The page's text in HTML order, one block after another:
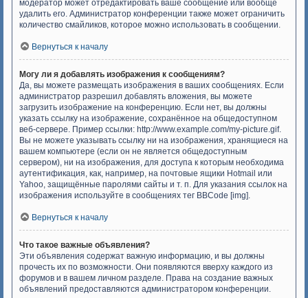
модератор может отредактировать ваше сообщение или вообще
удалить его. Администратор конференции также может ограничить
количество смайликов, которое можно использовать в сообщении.
Вернуться к началу
Могу ли я добавлять изображения к сообщениям?
Да, вы можете размещать изображения в ваших сообщениях. Если
администратор разрешил добавлять вложения, вы можете
загрузить изображение на конференцию. Если нет, вы должны
указать ссылку на изображение, сохранённое на общедоступном
веб-сервере. Пример ссылки: http://www.example.com/my-picture.gif.
Вы не можете указывать ссылку ни на изображения, хранящиеся на
вашем компьютере (если он не является общедоступным
сервером), ни на изображения, для доступа к которым необходима
аутентификация, как, например, на почтовые ящики Hotmail или
Yahoo, защищённые паролями сайты и т. п. Для указания ссылок на
изображения используйте в сообщениях тег BBCode [img].
Вернуться к началу
Что такое важные объявления?
Эти объявления содержат важную информацию, и вы должны
прочесть их по возможности. Они появляются вверху каждого из
форумов и в вашем личном разделе. Права на создание важных
объявлений предоставляются администратором конференции.